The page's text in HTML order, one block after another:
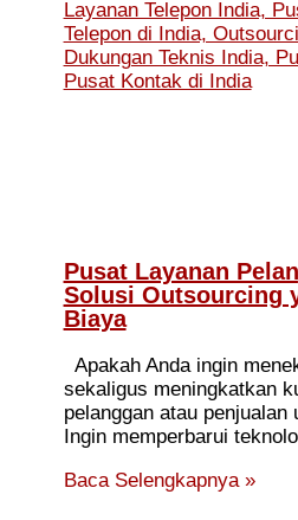
Pusat Layanan
Solusi Outsourcing
Biaya
Apakah Anda ingin
sekaligus meningkatkan
pelanggan atau penjualan
Ingin memperbarui
Baca Selengkapnya »